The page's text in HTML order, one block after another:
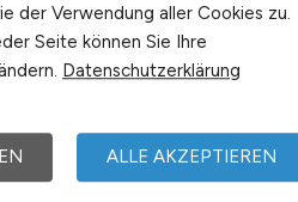
Arbeitnehmer
der Verwendung aller Cookies zu.
Seite können Sie Ihre
Datenschutzerklärung
ALLE AKZEPTIEREN